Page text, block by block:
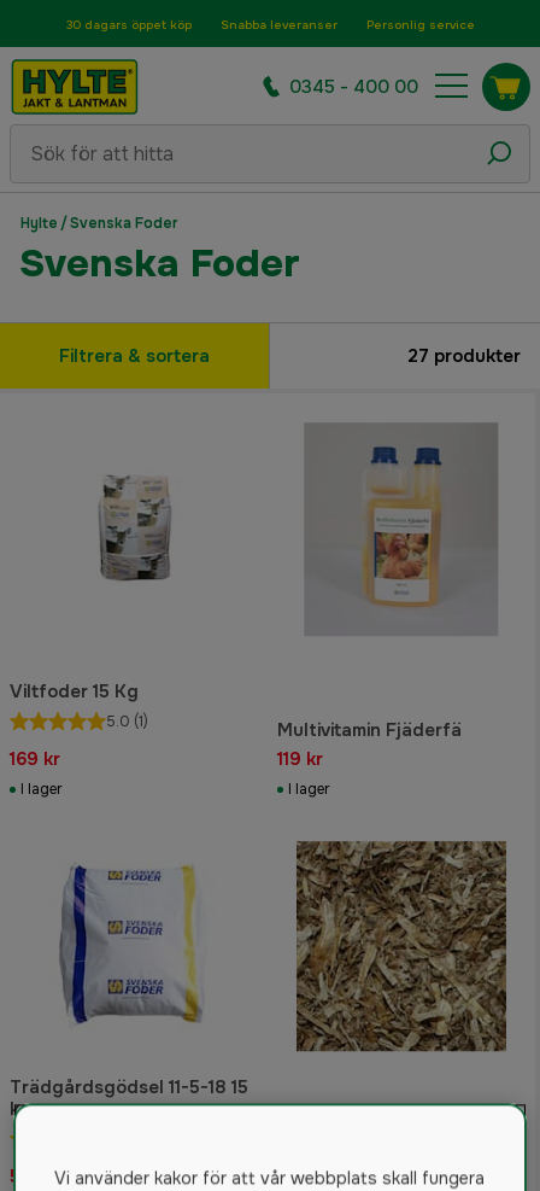
30 dagars öppet köp Snabba leveranser Personlig service
0345 - 400 00
Hylte /Svenska Foder
Svenska Foder
Filtrera & sortera 27 produkter
Viltfoder 15 Kg
5.0 (1)
169 kr
I lager
Multivitamin Fjäderfä
119 kr
I lager
Trädgårdsgödsel 11-5-18 15
kg
519 kr
249 kr
Vi använder kakor för att vår webbplats skall fungera